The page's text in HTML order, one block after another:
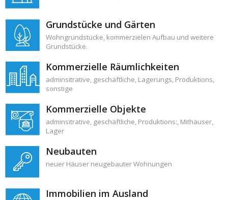
Grundstücke und Gärten
Wohngrundstücke, kommerzielen Aufbau und weitere
Grundstücke.
Kommerzielle Räumlichkeiten
adminsitrative, geschäftliche, Lagerungs, Produktions,
sonstige
Kommerzielle Objekte
adminsitrative, geschäftliche, Produktions:, Mithäuser,
Lager
Neubauten
neuer Häuser neugebauter Wohnungen
Immobilien im Ausland